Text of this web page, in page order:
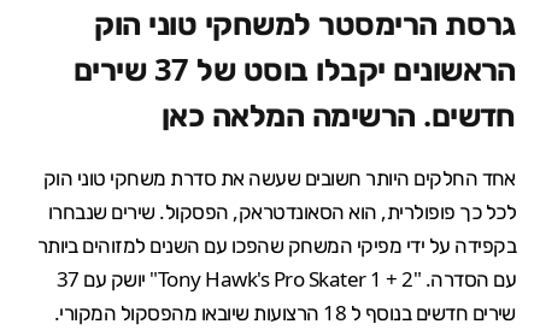
גרסת הרימסטר למשחקי טוני הוק
הראשונים יקבלו בוסט של 37 שירים
חדשים. הרשימה המלאה כאן
אחד החלקים היותר חשובים שעשה את סדרת משחקי טוני הוק
לכל כך פופולרית, הוא הסאונדטראק, הפסקול. שירים שנבחרו
בקפידה על ידי מפיקי המשחק שהפכו עם השנים למזוהים ביותר
עם הסדרה. "Tony Hawk's Pro Skater 1 + 2
" יושק עם 37
שירים חדשים בנוסף ל 18 הרצועות שיובאו מהפסקול המקורי.